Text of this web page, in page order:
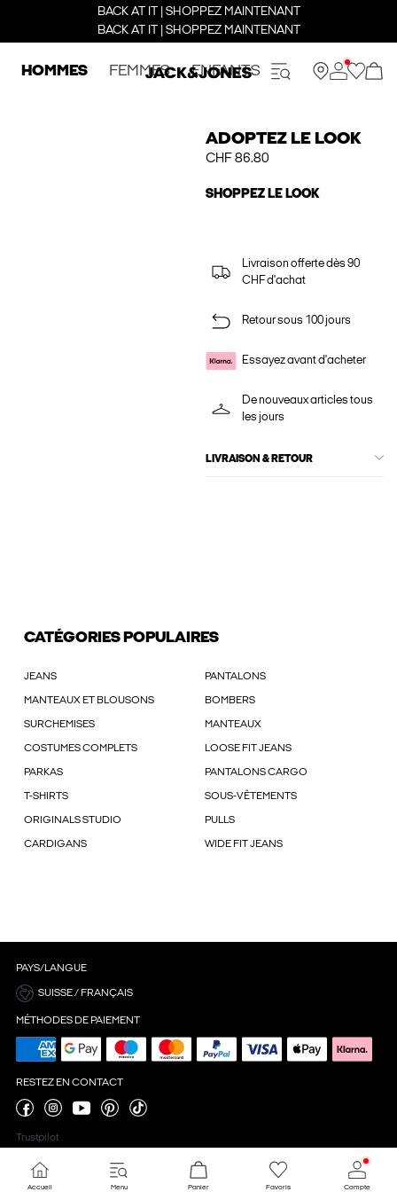
BACK AT IT | SHOPPEZ MAINTENANT
BACK AT IT | SHOPPEZ MAINTENANT
HOMMES FEMMES ENFANTS
ADOPTEZ LE LOOK
CHF 86.80
SHOPPEZ LE LOOK
Livraison offerte dès 90
CHF d'achat
Retour sous 100 jours
Essayez avant d'acheter
De nouveaux articles tous
les jours
LIVRAISON & RETOUR
CATÉGORIES POPULAIRES
JEANS PANTALONS
MANTEAUX ET BLOUSONS BOMBERS
SURCHEMISES MANTEAUX
COSTUMES COMPLETS LOOSE FIT JEANS
PARKAS PANTALONS CARGO
T-SHIRTS SOUS-VÊTEMENTS
ORIGINALS STUDIO PULLS
CARDIGANS WIDE FIT JEANS
PAYS/LANGUE
SUISSE / FRANÇAIS
MÉTHODES DE PAIEMENT
RESTEZ EN CONTACT
Trustpilot
Accueil Menu Panier Favoris Compte